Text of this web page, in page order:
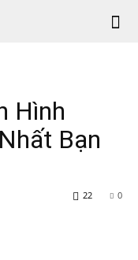
Hình
Bạn
0
22